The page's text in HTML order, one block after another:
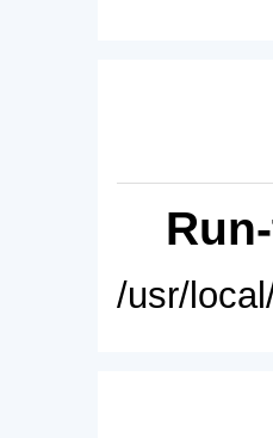
/usr/